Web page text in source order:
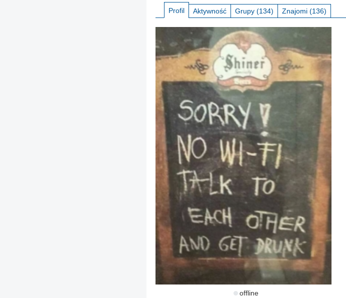
Profil Aktywność Grupy (134) Znajomi (136)
offline